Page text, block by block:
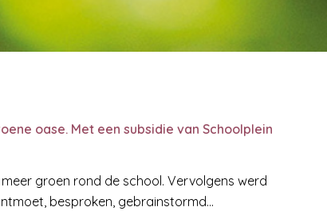
oase. Met een subsidie van Schoolplein
groen rond de school. Vervolgens werd
besproken, gebrainstormd…